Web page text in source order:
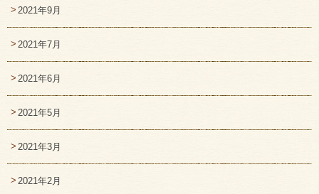
2021年9月
2021年7月
2021年6月
2021年5月
2021年3月
2021年2月